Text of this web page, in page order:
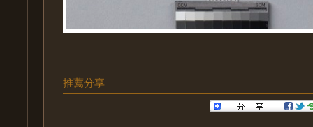
推薦分享